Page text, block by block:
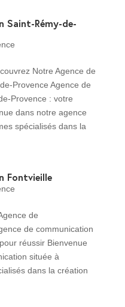
Saint-Rémy-de-
Notre Agence de
Provence Agence de
Provence : votre
dans notre agence
spécialisés dans la
Fontvieille
de
de communication
réussir Bienvenue
située à
dans la création